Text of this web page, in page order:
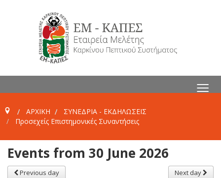
≡
ΑΡΧΙΚΗ
ΣΥΝΕΔΡΙΑ - ΕΚΔΗΛΩΣΕΙΣ
Προσεχείς Επιστημονικές Συναντήσεις
Events from 30 June 2026
Previous day Next day